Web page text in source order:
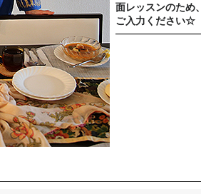
面レッスンのため
ご入力ください☆